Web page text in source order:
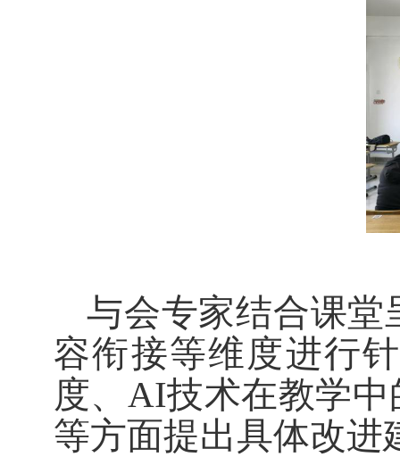
与会专家结合课堂
容衔接等维度进行
度、AI技术在教学
等方面提出具体改进